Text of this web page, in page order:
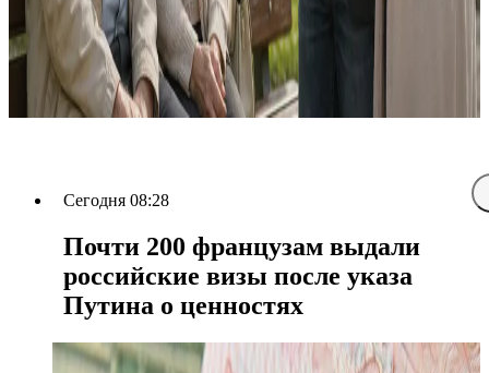
Сегодня 08:28
Почти 200 французам выдали
российские визы после указа
Путина о ценностях